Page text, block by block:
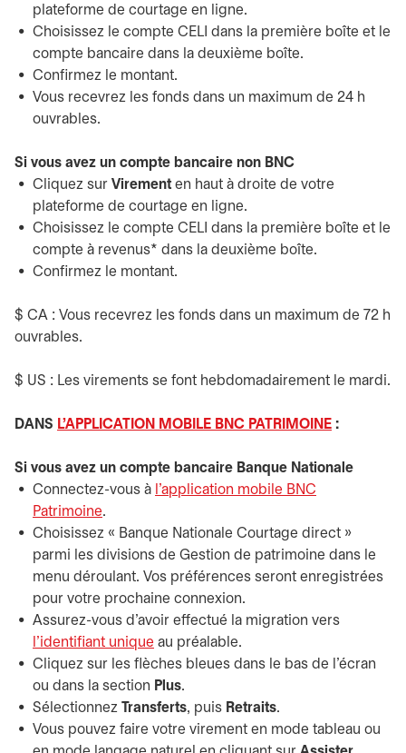
plateforme de courtage en ligne.
Choisissez le compte CELI dans la première boîte et le
compte bancaire dans la deuxième boîte.
Confirmez le montant.
Vous recevrez les fonds dans un maximum de 24 h
ouvrables.
Si vous avez un compte bancaire non BNC
Cliquez sur Virement en haut à droite de votre
plateforme de courtage en ligne.
Choisissez le compte CELI dans la première boîte et le
compte à revenus* dans la deuxième boîte.
Confirmez le montant.
$ CA : Vous recevrez les fonds dans un maximum de 72 h
ouvrables.
$ US : Les virements se font hebdomadairement le mardi.
DANS L'APPLICATION MOBILE BNC PATRIMOINE :
Si vous avez un compte bancaire Banque Nationale
Connectez-vous à l'application mobile BNC
Patrimoine.
Choisissez « Banque Nationale Courtage direct »
parmi les divisions de Gestion de patrimoine dans le
menu déroulant. Vos préférences seront enregistrées
pour votre prochaine connexion.
Assurez-vous d'avoir effectué la migration vers
l'identifiant unique au préalable.
Cliquez sur les flèches bleues dans le bas de l'écran
ou dans la section Plus.
Sélectionnez
Transferts, puis Retraits.
Vous pouvez faire votre virement en mode tableau ou